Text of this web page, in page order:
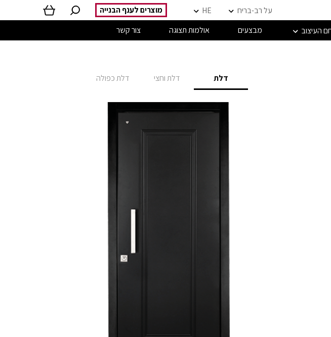
על רב-בריח HE
מוצרים לענף הבנייה
העיצוב מבצעים אולמות תצוגה צור קשר
דלת דלת וחצי דלת כפולה